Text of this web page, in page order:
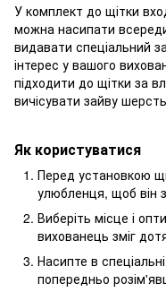
У комплект до щітки
можна насипати
видавати спеціальний
інтерес у вашого
підходити до щітки за
вичісувати зайву
Як користуватися
Перед установкою
улюбленця, щоб він
Виберіть місце і
вихованець зміг
Насипте в
попередньо